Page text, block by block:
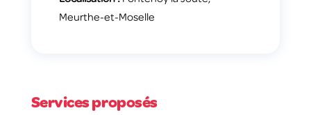
Meurthe-et-Moselle
Services proposés